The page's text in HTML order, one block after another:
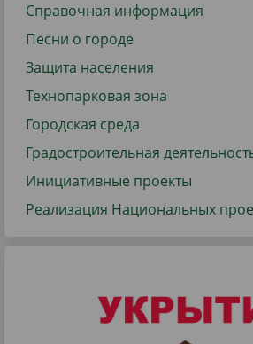
Справочная информация
Песни о городе
Защита населения
Технопарковая зона
Городская среда
Градостроительная
Инициативные проекты
Реализация Национальных